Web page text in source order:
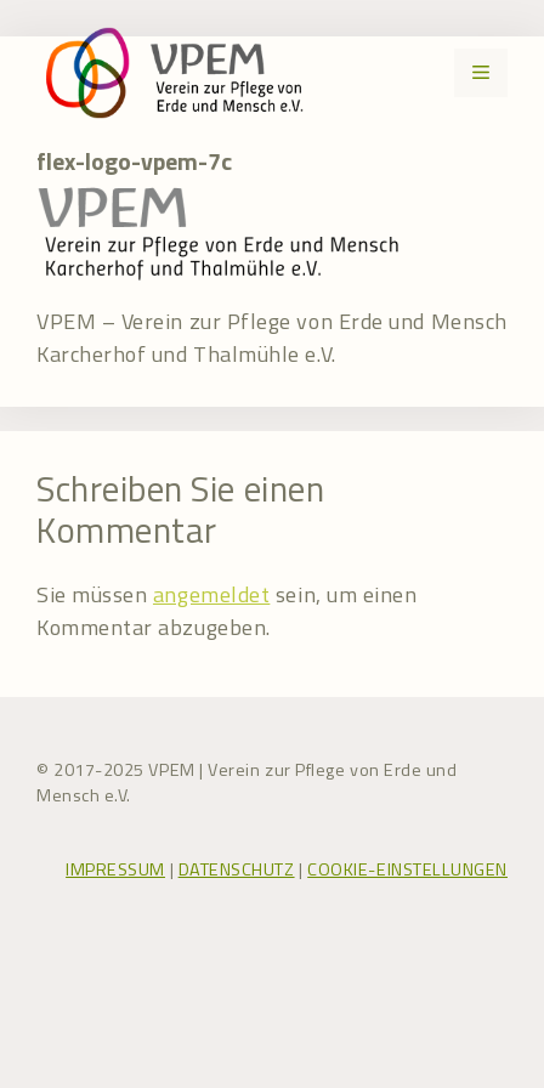
Inhalt
springen
MENÜ
flex-logo-vpem-7c
VPEM – Verein zur Pflege von Erde und Mensch
Karcherhof und Thalmühle e.V.
Schreiben Sie einen
Kommentar
Sie müssen angemeldet sein, um einen
Kommentar abzugeben.
© 2017-2025 VPEM | Verein zur Pflege von Erde und
Mensch e.V.
IMPRESSUM | DATENSCHUTZ |COOKIE-EINSTELLUNGEN